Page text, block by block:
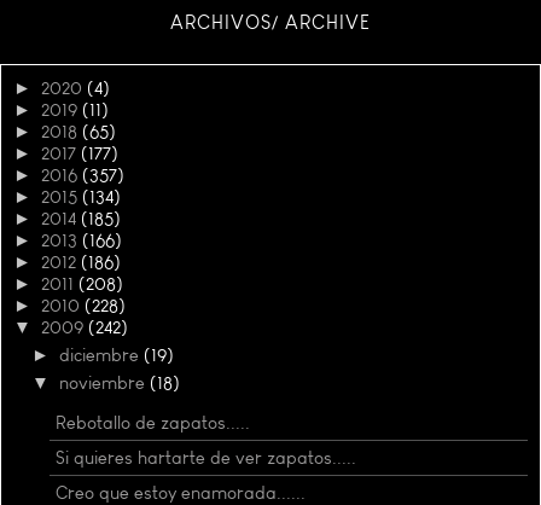
ARCHIVOS/ ARCHIVE
► 2020 (4)
► 2019 (11)
► 2018 (65)
► 2017 (177)
► 2016 (357)
► 2015 (134)
► 2014 (185)
► 2013 (166)
► 2012 (186)
► 2011 (208)
► 2010 (228)
▼ 2009 (242)
► diciembre (19)
▼ noviembre (18)
Rebotallo de zapatos.....
Si quieres hartarte de ver zapatos.....
Creo que estoy enamorada......